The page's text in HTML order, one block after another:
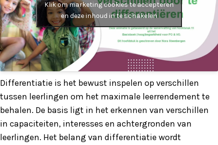
Klik om marketing cookies te accepteren
en deze inhoud in te schakelen
Differentiatie is het bewust inspelen op verschillen
tussen leerlingen om het maximale leerrendement te
behalen. De basis ligt in het erkennen van verschillen
in capaciteiten, interesses en achtergronden van
leerlingen. Het belang van differentiatie wordt